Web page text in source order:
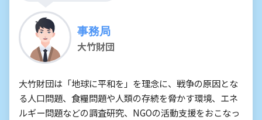
事務局
大竹財団
大竹財団は「地球に平和を」を理念に、戦争の原因とな
る人口問題、食糧問題や人類の存続を脅かす環境、エネ
ルギー問題などの調査研究、NGOの活動支援をおこなっ